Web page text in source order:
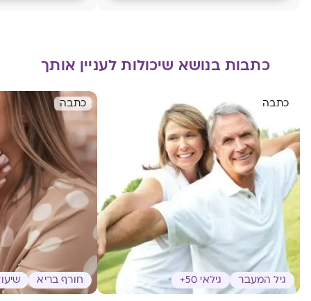
כתבות בנושא שיכולות לעניין אותך
כתבה
גיל המעבר גילאי 50+
כתבה
חורף בריא